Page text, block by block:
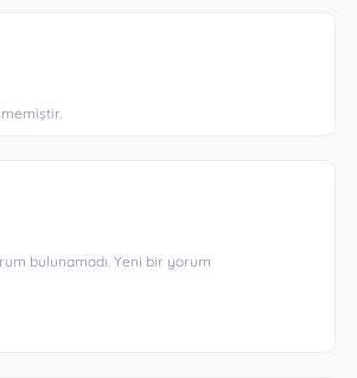
bulunamadı. Yeni bir yorum